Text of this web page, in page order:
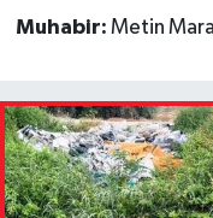
Muhabir: Metin